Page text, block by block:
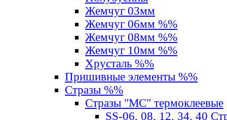
Жемчуг 03мм
Жемчуг 06мм %%
Жемчуг 08мм %%
Жемчуг 10мм %%
Хрусталь %%
Пришивные элементы %%
Стразы %%
Стразы "MС" термоклеевые
SS-06, 08, 12, 34, 40